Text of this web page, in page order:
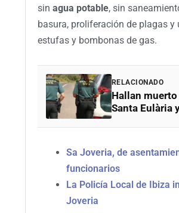
sin agua potable, sin
basura, proliferación de plagas y
estufas y bombonas de gas.
RELACIONADO
Hallan
Santa Eulària
Sa Joveria, de
funcionarios
La Policía Local de Ibiza
Joveria